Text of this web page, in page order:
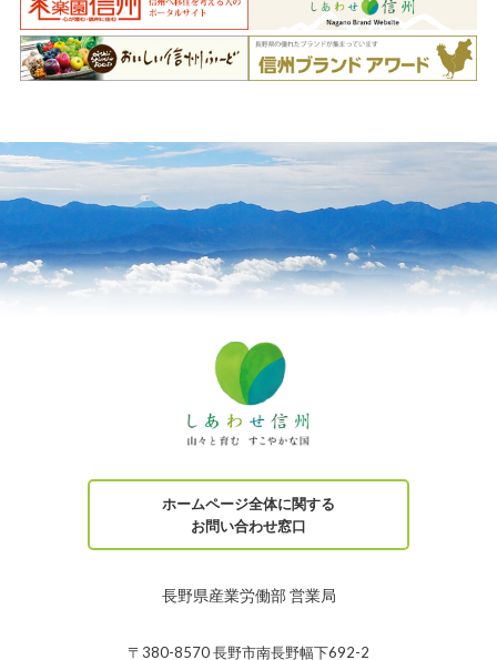
ホームページ全体に関する
お問い合わせ窓口
長野県産業労働部 営業局
〒380-8570 長野市南長野幅下692-2